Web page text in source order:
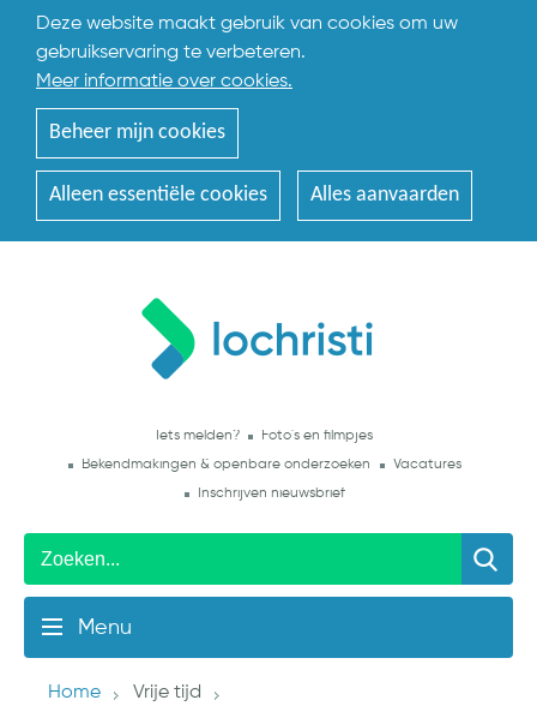
Deze website maakt gebruik van cookies om uw
gebruikservaring te verbeteren.
Meer informatie over cookies.
Beheer mijn cookies
Alleen essentiële cookies Alles aanvaarden
Iets melden?
Foto's en filmpjes
Bekendmakingen & openbare onderzoeken
Vacatures
Inschrijven nieuwsbrief
Menu
Home Vrije tijd